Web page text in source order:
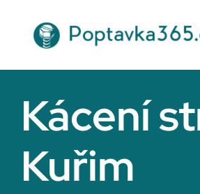
Kácení
Kuřim